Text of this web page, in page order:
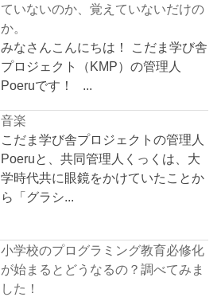
ていないのか、覚えていないだけの
か。
みなさんこんにちは！ こだま学び舎
プロジェクト（KMP）の管理人
Poeruです！ ...
音楽
こだま学び舎プロジェクトの管理人
Poeruと、共同管理人くっくは、大
学時代共に眼鏡をかけていたことか
ら「グラシ...
小学校のプログラミング教育必修化
が始まるとどうなるの？調べてみま
した！